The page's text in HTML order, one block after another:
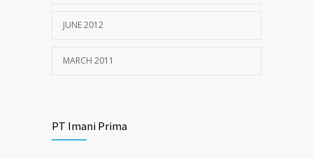
JUNE 2012
MARCH 2011
PT Imani Prima